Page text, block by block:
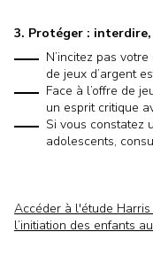
3. Protéger :
N’incitez pas
de jeux d’argent
Face à l’offre de
un esprit critique
Si vous constatez
adolescents,
Accéder à l'étude
l’initiation des enfants